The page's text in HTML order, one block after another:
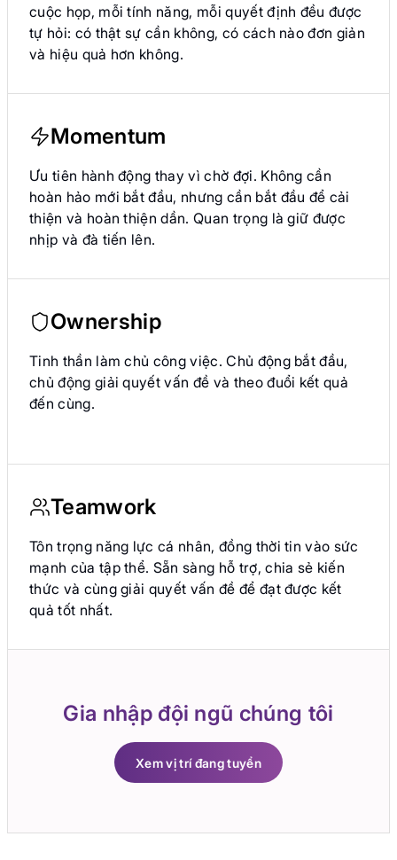
cuộc họp, mỗi tính năng, mỗi quyết định đều được
tự hỏi: có thật sự cần không, có cách nào đơn giản
và hiệu quả hơn không.
Momentum
Ưu tiên hành động thay vì chờ đợi. Không cần
hoàn hảo mới bắt đầu, nhưng cần bắt đầu để cải
thiện và hoàn thiện dần. Quan trọng là giữ được
nhịp và đà tiến lên.
Ownership
Tinh thần làm chủ công việc. Chủ động bắt đầu,
chủ động giải quyết vấn đề và theo đuổi kết quả
đến cùng.
Teamwork
Tôn trọng năng lực cá nhân, đồng thời tin vào sức
mạnh của tập thể. Sẵn sàng hỗ trợ, chia sẻ kiến
thức và cùng giải quyết vấn đề để đạt được kết
quả tốt nhất.
Gia nhập đội ngũ chúng tôi
Xem vị trí đang tuyển
Xem vị trí đang tuyển